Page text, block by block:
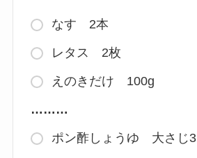
なす 2本
レタス 2枚
えのきだけ 100g
………
ポン酢しょうゆ 大さじ3